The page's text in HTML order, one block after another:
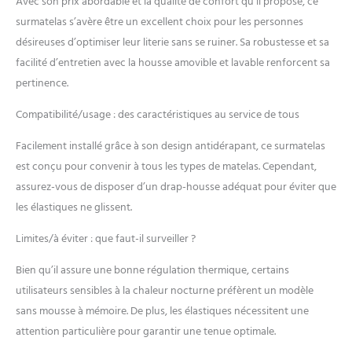
d'une fermeture éclair
pratique, elle est facile à
60 °C pour garder le
supérieure de ce matelas
structure à double
couche, comprenant une
mousse à mémoire de
densité, qui est plus
vous apportant une
expérience de sommeil
ultime et confortable.
FACILE À TRANSPORTER :
Ce surmatelas est
surmatelas s’avère être un excellent choix pour les personnes
désireuses d’optimiser leur literie sans se ruiner. Sa robustesse et sa
facilité d’entretien avec la housse amovible et lavable renforcent sa
pertinence.
Compatibilité/usage : des caractéristiques au service de tous
Facilement installé grâce à son design antidérapant, ce surmatelas
est conçu pour convenir à tous les types de matelas. Cependant,
assurez-vous de disposer d’un drap-housse adéquat pour éviter que
les élastiques ne glissent.
Limites/à éviter : que faut-il surveiller ?
Bien qu’il assure une bonne régulation thermique, certains
utilisateurs sensibles à la chaleur nocturne préfèrent un modèle
sans mousse à mémoire. De plus, les élastiques nécessitent une
attention particulière pour garantir une tenue optimale.